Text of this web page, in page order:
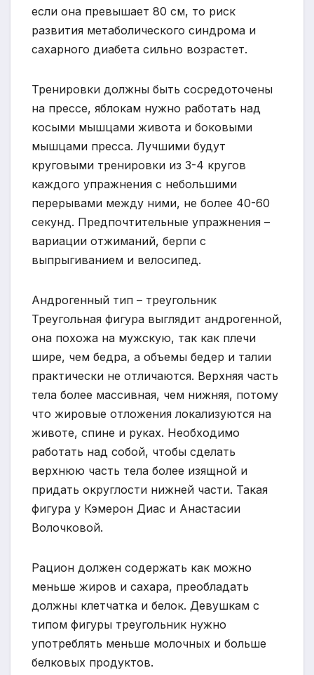
если она превышает 80 см, то риск
развития метаболического синдрома и
сахарного диабета сильно возрастет.
Тренировки должны быть сосредоточены
на прессе, яблокам нужно работать над
косыми мышцами живота и боковыми
мышцами пресса. Лучшими будут
круговыми тренировки из 3-4 кругов
каждого упражнения с небольшими
перерывами между ними, не более 40-60
секунд. Предпочтительные упражнения –
вариации отжиманий, берпи с
выпрыгиванием и велосипед.
Андрогенный тип – треугольник
Треугольная фигура выглядит андрогенной,
она похожа на мужскую, так как плечи
шире, чем бедра, а объемы бедер и талии
практически не отличаются. Верхняя часть
тела более массивная, чем нижняя, потому
что жировые отложения локализуются на
животе, спине и руках. Необходимо
работать над собой, чтобы сделать
верхнюю часть тела более изящной и
придать округлости нижней части. Такая
фигура у Кэмерон Диас и Анастасии
Волочковой.
Рацион должен содержать как можно
меньше жиров и сахара, преобладать
должны клетчатка и белок. Девушкам с
типом фигуры треугольник нужно
употреблять меньше молочных и больше
белковых продуктов.